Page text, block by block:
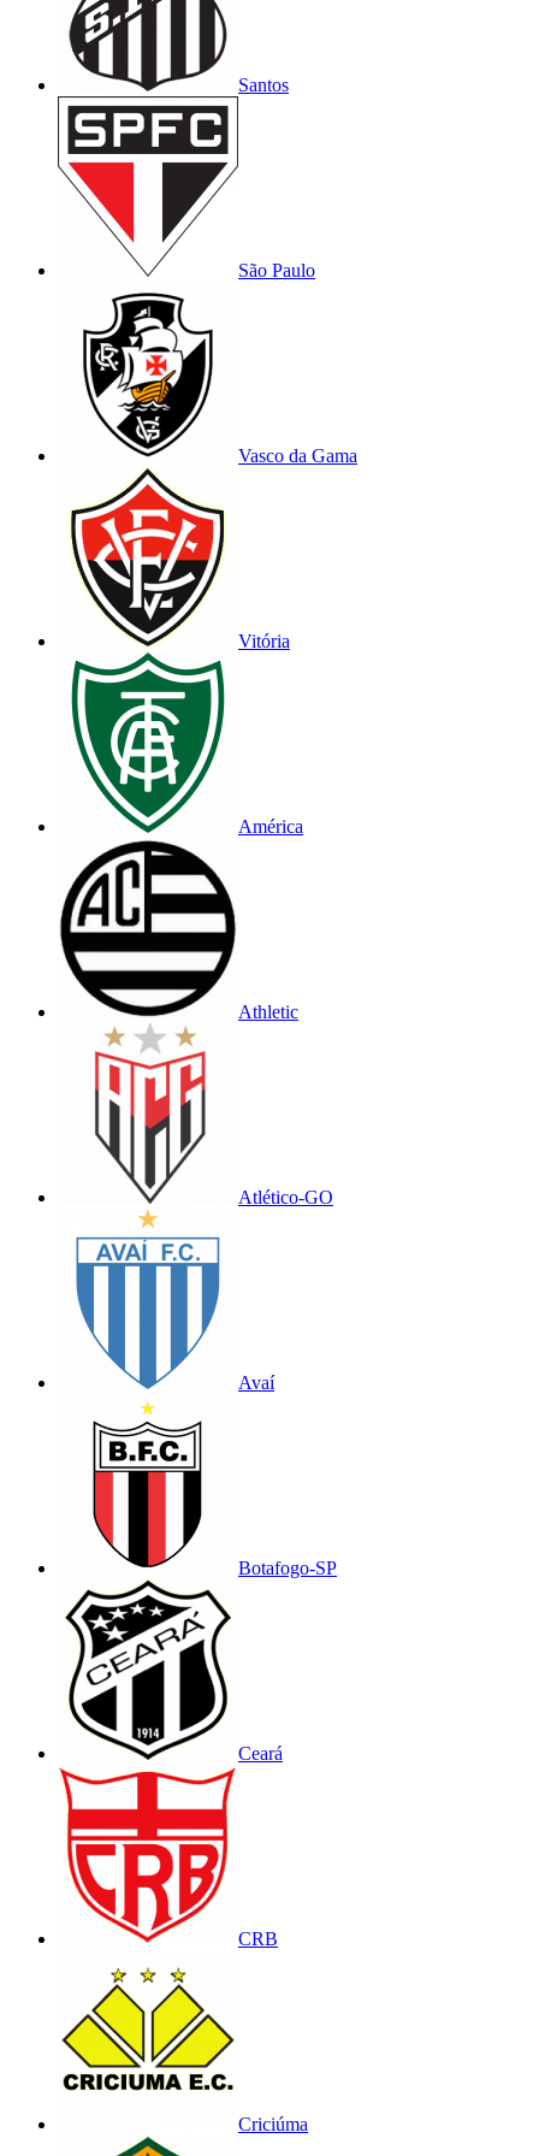
Santos
São Paulo
Vasco da Gama
Vitória
América
Athletic
Atlético-GO
Avaí
Botafogo-SP
Ceará
CRB
Criciúma